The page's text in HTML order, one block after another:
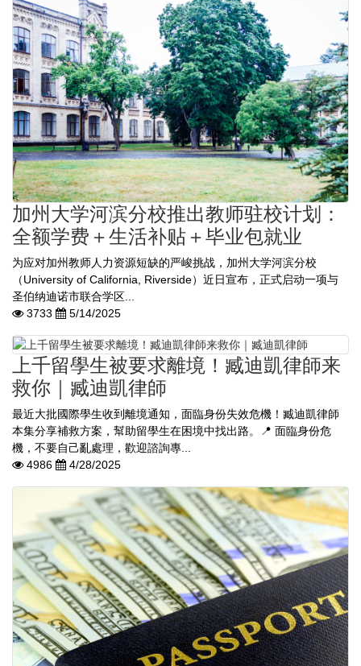
加州大学河滨分校推出教师驻校计划：
全额学费＋生活补贴＋毕业包就业
为应对加州教师人力资源短缺的严峻挑战，加州大学河滨分校
（University of California, Riverside）近日宣布，正式启动一项与
圣伯纳迪诺市联合学区...
3733
5/14/2025
上千留學生被要求離境！臧迪凱律師来
救你｜臧迪凱律師
最近大批國際學生收到離境通知，面臨身份失效危機！臧迪凱律師
本集分享補救方案，幫助留學生在困境中找出路。📍 面臨身份危
機，不要自己亂處理，歡迎諮詢專...
4986
4/28/2025